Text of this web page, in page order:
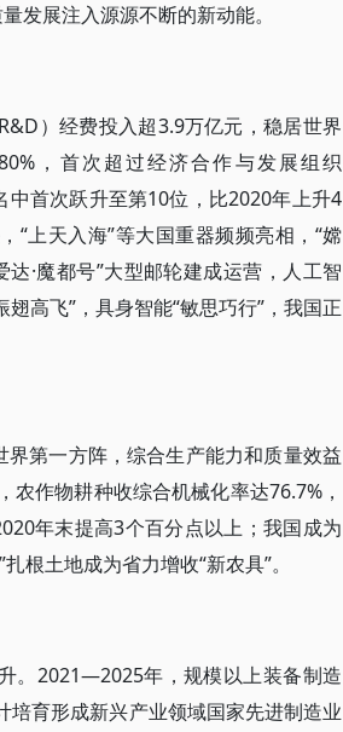
发展注入源源不断的新动能。
）经费投入超3.9万亿元，稳居世界
，首次超过经济合作与发展组织
中首次跃升至第10位，比2020年上升4
“上天入海”等大国重器频频亮相，“嫦
达·魔都号”大型邮轮建成运营，人工智
高飞”，具身智能“敏思巧行”，我国正
第一方阵，综合生产能力和质量效益
作物耕种收综合机械化率达76.7%，
年末提高3个百分点以上；我国成为
根土地成为省力增收“新农具”。
。2021—2025年，规模以上装备制造
培育形成新兴产业领域国家先进制造业